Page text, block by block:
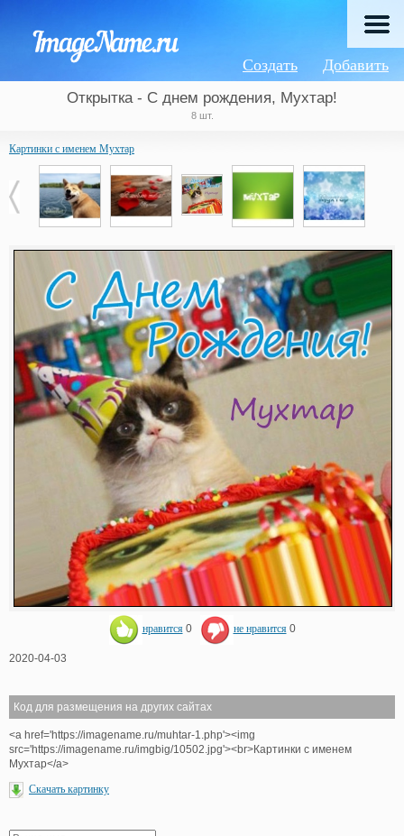
Добавить
Создать
Открытка - С днем рождения, Мухтар!
8 шт.
Картинки с именем Мухтар
нравится 0 не нравится 0
2020-04-03
Код для размещения на других сайтах
<a href='https://imagename.ru/muhtar-1.php'><img
src='https://imagename.ru/imgbig/10502.jpg'><br>Картинки с именем
Мухтар</a>
Скачать картинку